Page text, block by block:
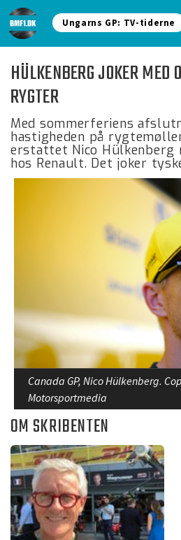
Ungarns GP: TV-tiderne
HÜLKENBERG JOKER MED
RYGTER
Med sommerferiens
hastigheden på
erstattet Nico Hülkenberg
hos Renault. Det joker
Canada GP, Nico Hülkenberg.
Motorsportmedia
OM SKRIBENTEN